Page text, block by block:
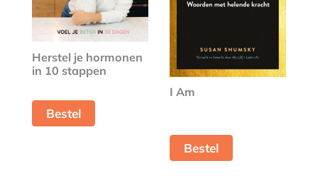
Herstel je hormonen
in 10 stappen
Bestel
I Am
Bestel